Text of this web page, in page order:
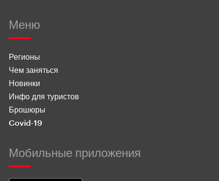
Меню
Регионы
Чем заняться
Новинки
Инфо для туристов
Брошюры
Covid-19
Мобильные приложения